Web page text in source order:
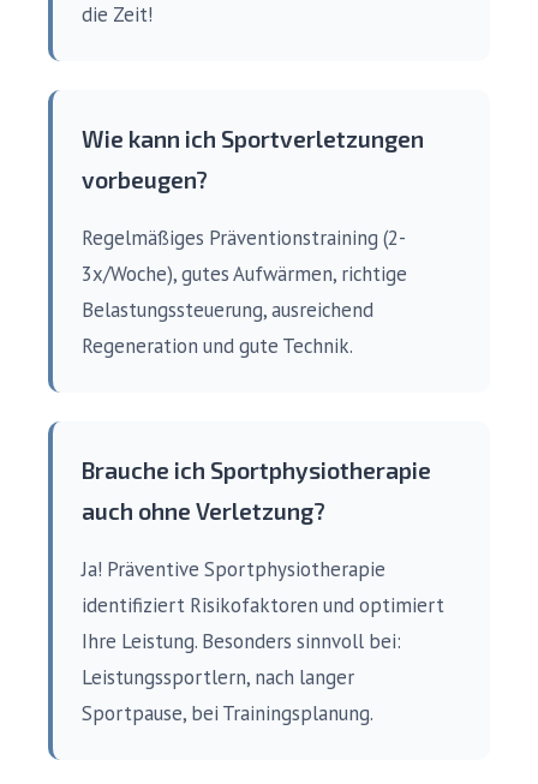
die Zeit!
Wie kann ich Sportverletzungen
vorbeugen?
Regelmäßiges Präventionstraining (2-
3x/Woche), gutes Aufwärmen, richtige
Belastungssteuerung, ausreichend
Regeneration und gute Technik.
Brauche ich Sportphysiotherapie
auch ohne Verletzung?
Ja! Präventive Sportphysiotherapie
identifiziert Risikofaktoren und optimiert
Ihre Leistung. Besonders sinnvoll bei:
Leistungssportlern, nach langer
Sportpause, bei Trainingsplanung.